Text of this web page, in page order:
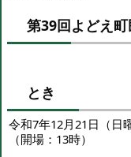
第39回よどえ
とき
令和7年12月21日（日
（開場：13時）